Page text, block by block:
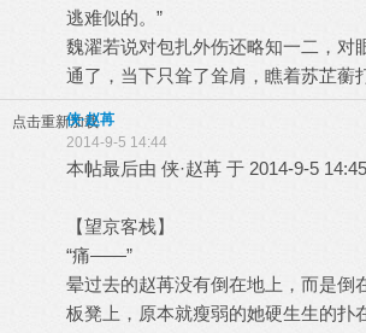
逃难似的。”
魏濯若说对包扎外伤还略知一二，对
通了，当下只耸了耸肩，瞧着苏芷蘅
点击重新加载
侠·赵苒
2014-9-5 14:44
本帖最后由 侠·赵苒 于 2014-9-5
【望京客栈】
“痛——”
晕过去的赵苒没有倒在地上，而是倒
板凳上，原本就瘦弱的她硬生生的扑